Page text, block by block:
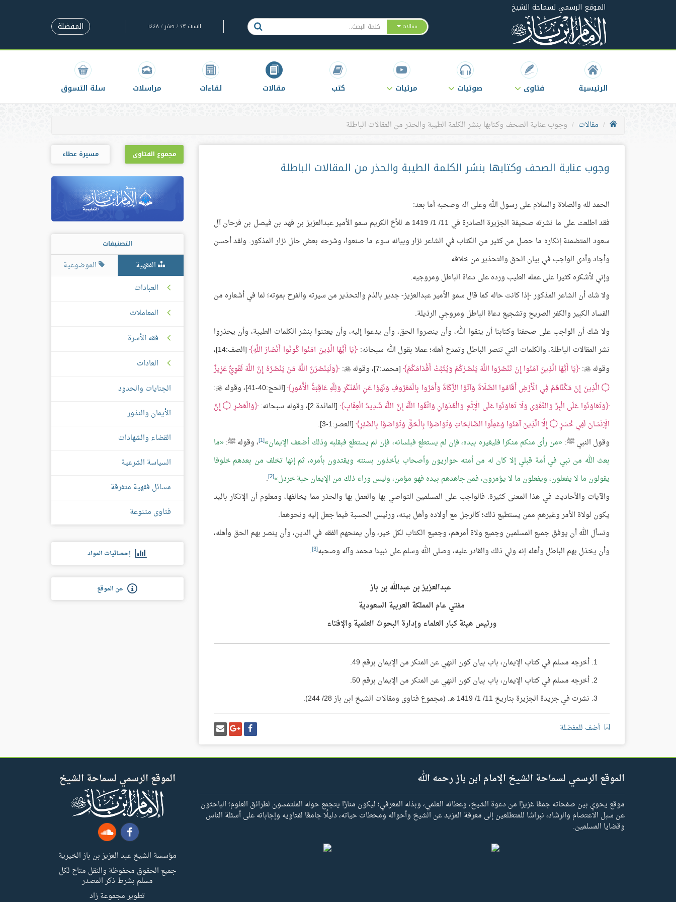
الموقع الرسمي لسماحة الشيخ
مقالات السبت ٢٣ / صفر / ١٤٤٨ المفضلة
الرئيسية فتاوى صوتيات مرئيات كتب مقالات لقاءات مراسلات سلة التسوق
مقالات وجوب عناية الصحف وكتابها بنشر الكلمة الطيبة والحذر من المقالات الباطلة
وجوب عناية الصحف وكتابها بنشر الكلمة الطيبة والحذر من المقالات الباطلة
الحمد لله والصلاة والسلام على رسول الله وعلى آله وصحبه أما بعد:
فقد اطلعت على ما نشرته صحيفة الجزيرة الصادرة في 11/ 1/ 1419 هـ للأخ الكريم سمو الأمير عبدالعزيز بن فهد بن فيصل بن فرحان آل
سعود المتضمنة إنكاره ما حصل من كثير من الكتاب في الشاعر نزار وبيانه سوء ما صنعوا، وشرحه بعض حال نزار المذكور. ولقد أحسن
وأجاد وأدى الواجب في بيان الحق والتحذير من خلافه.
وإني لأشكره كثيرا على عمله الطيب ورده على دعاة الباطل ومروجيه.
ولا شك أن الشاعر المذكور -إذا كانت حاله كما قال سمو الأمير عبدالعزيز- جدير بالذم والتحذير من سيرته والفرح بموته؛ لما في أشعاره من
الفساد الكبير والكفر الصريح وتشجيع دعاة الباطل ومروجي الرذيلة.
ولا شك أن الواجب على صحفنا وكتابنا أن يتقوا الله، وأن ينصروا الحق، وأن يدعوا إليه، وأن يعتنوا بنشر الكلمات الطيبة، وأن يحذروا
نشر المقالات الباطلة، والكلمات التي تنصر الباطل وتمدح أهله؛ عملا بقول الله سبحانه: يَا أَيُّهَا الَّذِينَ آمَنُوا كُونُوا أَنْصَارَ اللَّهِ
[الصف:14]،
وقوله
: يَا أَيُّهَا الَّذِينَ آمَنُوا إِنْ تَنْصُرُوا اللَّهَ يَنْصُرْكُمْ وَيُثَبِّتْ أَقْدَامَكُمْ [محمد:7]، وقوله 
: وَلَيَنْصُرَنَّ اللَّهُ مَنْ يَنْصُرُهُ إِنَّ اللَّهَ لَقَوِيٌّ عَزِيزٌ
۝الَّذِينَ إِنْ مَكَّنَّاهُمْ فِي الْأَرْضِ أَقَامُوا الصَّلَاةَ وَآتَوُا الزَّكَاةَ وَأَمَرُوا بِالْمَعْرُوفِ وَنَهَوْا عَنِ الْمُنْكَرِ وَلِلَّهِ عَاقِبَةُ الْأُمُورِ [الحج:40-41]، وقوله 
:
وَتَعَاوَنُوا عَلَى الْبِرِّ وَالتَّقْوَى وَلَا تَعَاوَنُوا عَلَى الْإِثْمِ وَالْعُدْوَانِ وَاتَّقُوا اللَّهَ إِنَّ اللَّهَ شَدِيدُ الْعِقَابِ [المائدة:2]، وقوله سبحانه: وَالْعَصْرِ۝إِنَّ
الْإِنْسَانَ لَفِي خُسْرٍ۝إِلَّا الَّذِينَ آمَنُوا وَعَمِلُوا الصَّالِحَاتِ وَتَوَاصَوْا بِالْحَقِّ وَتَوَاصَوْا بِالصَّبْرِ [العصر:1-3].
وقول النبي ﷺ: من رأى منكم منكرا فليغيره بيده، فإن لم يستطع فبلسانه، فإن لم يستطع فبقلبه وذلك أضعف الإيمان [1] ، وقوله ﷺ: ما
بعث الله من نبي في أمة قبلي إلا كان له من أمته حواريون وأصحاب يأخذون بسنته ويقتدون بأمره، ثم إنها تخلف من بعدهم خلوفا
يقولون ما لا يفعلون، ويفعلون ما لا يؤمرون، فمن جاهدهم بيده فهو مؤمن، وليس وراء ذلك من الإيمان حبة خردل [2]
.
والآيات والأحاديث في هذا المعنى كثيرة. فالواجب على المسلمين التواصي بها والعمل بها والحذر مما يخالفها، ومعلوم أن الإنكار باليد
يكون لولاة الأمر وغيرهم ممن يستطيع ذلك؛ كالرجل مع أولاده وأهل بيته، ورئيس الحسبة فيما جعل إليه ونحوهما.
ونسأل الله أن يوفق جميع المسلمين وجميع ولاة أمرهم، وجميع الكتاب لكل خير، وأن يمنحهم الفقه في الدين، وأن ينصر بهم الحق وأهله،
وأن يخذل بهم الباطل وأهله إنه ولي ذلك والقادر عليه، وصلى الله وسلم على نبينا محمد وآله وصحبه[3]
.
عبدالعزيز بن عبدالله بن باز
مفتي عام المملكة العربية السعودية
ورئيس هيئة كبار العلماء وإدارة البحوث العلمية والإفتاء
أخرجه مسلم في كتاب الإيمان، باب بيان كون النهي عن المنكر من الإيمان برقم 49.
أخرجه مسلم في كتاب الإيمان، باب بيان كون النهي عن المنكر من الإيمان برقم 50.
نشرت في جريدة الجزيرة بتاريخ 11/ 1/ 1419 هـ. (مجموع فتاوى ومقالات الشيخ ابن باز 28/ 244).
أضف للمفضلة شارك
على
فيسبوك
شارك
على
غوغل
بلس
إرسل
إيميل
مجموع الفتاوى مسيرة عطاء
التصنيفات
الفقهية
الموضوعية
العبادات
المعاملات
فقه الأسرة
العادات
الجنايات والحدود
الأيمان والنذور
القضاء والشهادات
السياسة الشرعية
مسائل فقهية متفرقة
فتاوى متنوعة
إحصائيات المواد
عن الموقع
الموقع الرسمي لسماحة الشيخ الإمام ابن باز رحمه الله
موقع يحوي بين صفحاته جمعًا غزيرًا من دعوة الشيخ، وعطائه العلمي، وبذله المعرفي؛ ليكون منارًا يتجمع حوله الملتمسون لطرائق العلوم؛ الباحثون
عن سبل الاعتصام والرشاد، نبراسًا للمتطلعين إلى معرفة المزيد عن الشيخ وأحواله ومحطات حياته، دليلًا جامعًا لفتاويه وإجاباته على أسئلة الناس
وقضايا المسلمين.
الموقع الرسمي لسماحة الشيخ
مؤسسة الشيخ عبد العزيز بن باز الخيرية
جميع الحقوق محفوظة والنقل متاح لكل
مسلم بشرط ذكر المصدر
تطوير مجموعة زاد